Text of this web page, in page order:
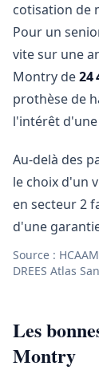
cotisation de
Pour un
vite sur une
Montry de24
prothèse de
l'intérêt
Au-delà des
le choix d'un
en secteur 2
d'une
Source :
DREES Atlas
Les
Montry